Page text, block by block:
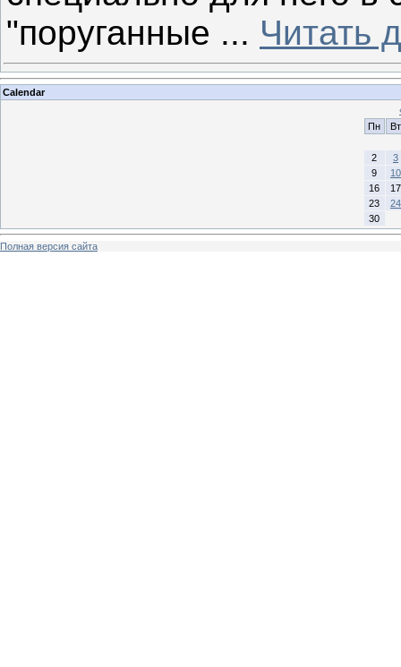
"поруганные ... Читать
Calendar
Пн
Вт
2
3
9
10
16
17
23
24
30
Полная версия сайта